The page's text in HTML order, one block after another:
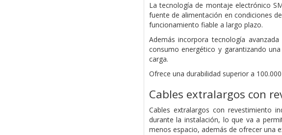
La tecnología de montaje electrónico
fuente de alimentación en condiciones
funcionamiento fiable a largo plazo.
Además incorpora tecnología
consumo energético y garantizando
carga.
Ofrece una durabilidad superior a
Cables extralargos con
Cables extralargos con revestimiento
durante la instalación, lo que va a
menos espacio, además de ofrecer una